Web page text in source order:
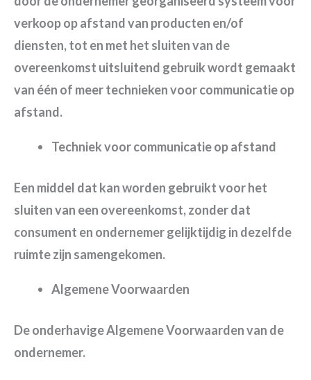
verkoop op afstand van producten en/of
diensten, tot en met het sluiten van de
overeenkomst uitsluitend gebruik wordt gemaakt
van één of meer technieken voor communicatie op
afstand.
Techniek voor communicatie op afstand
Een middel dat kan worden gebruikt voor het
sluiten van een overeenkomst, zonder dat
consument en ondernemer gelijktijdig in dezelfde
ruimte zijn samengekomen.
Algemene Voorwaarden
De onderhavige Algemene Voorwaarden van de
ondernemer.